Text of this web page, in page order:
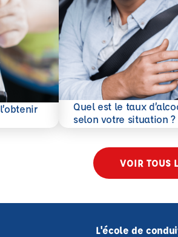
Quel est le taux
selon votre situation ?
En savoir plus
VOIR TOUS
L'école de